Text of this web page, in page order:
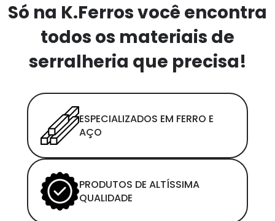
Só na K.Ferros você encontra
todos os materiais de
serralheria que precisa!
ESPECIALIZADOS EM FERRO E
AÇO
PRODUTOS DE ALTÍSSIMA
QUALIDADE